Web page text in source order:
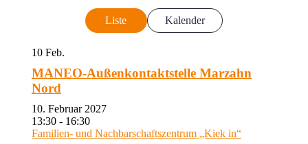
Liste Kalender
10 Feb.
MANEO-Außenkontaktstelle Marzahn
Nord
10. Februar 2027
13:30 - 16:30
Familien- und Nachbarschaftszentrum „Kiek in“